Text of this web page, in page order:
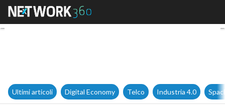
Thales Alenia Space:
Ultimi articoli Digital Economy Telco Industria 4.0